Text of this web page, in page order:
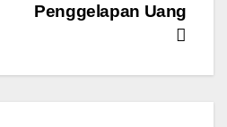
Penggelapan Uang